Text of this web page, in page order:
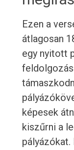
Ezen a
átlagosan
egy nyitott
képesek
kiszűrni a